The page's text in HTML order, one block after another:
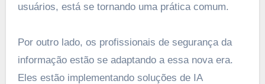
usuários, está se tornando uma prática comum.
Por outro lado, os profissionais de segurança da
informação estão se adaptando a essa nova era.
Eles estão implementando soluções de IA